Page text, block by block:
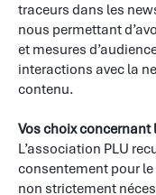
traceurs dans les
nous permettant
et mesures
interactions avec la
contenu.
Vos choix concernant
L’association PLU
consentement pour
non strictement